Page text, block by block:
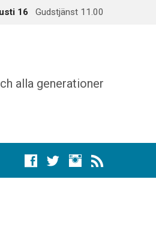
16 Gudstjänst 11.00
alla generationer